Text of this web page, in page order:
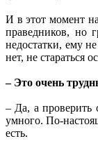
И в этот момент
праведников, но
недостатки, ему
нет, не стараться
– Это очень
– Да, а проверить
умного. По-
есть.